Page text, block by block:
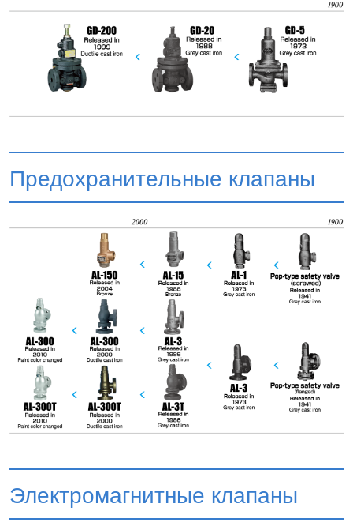
Предохранительные клапаны
Электромагнитные клапаны